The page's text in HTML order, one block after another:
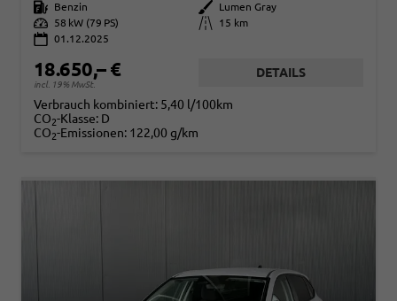
Kraftstoff
Benzin Außenfarbe
Lumen Gray
Leistung
58 kW (79 PS) Kilometerstand
15 km
01.12.2025
18.650,– €
incl. 19% MwSt.
DETAILS
Verbrauch kombiniert: 5,40 l/100km
CO2-Klasse: D
CO2-Emissionen: 122,00 g/km